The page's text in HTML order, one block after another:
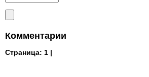
Комментарии
Страница: 1 |